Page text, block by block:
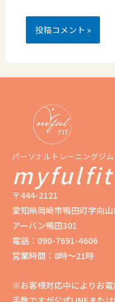
パーソナルトレーニングジム
myfulfit
〒444-2121
愛知県岡崎市鴨田町字向
アーバン鴨田301
電話：090-7691-4606
営業時間：8時〜21時
※お客様対応中によりお